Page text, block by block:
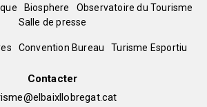
Biosphere
Observatoire du Tourisme
Salle de presse
Convention Bureau Turisme Esportiu
Contacter